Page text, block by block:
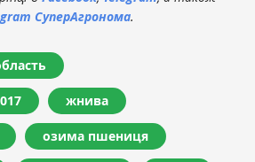
СуперАгронома.
жнива
озима пшениця